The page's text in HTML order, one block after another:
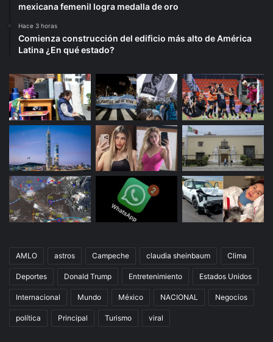
mexicana femenil logra medalla de oro
Hace 3 horas
Comienza construcción del edificio más alto de América
Latina ¿En qué estado?
AMLO astros Campeche claudia sheinbaum Clima
Deportes Donald Trump Entretenimiento Estados Unidos
Internacional Mundo México NACIONAL Negocios
política Principal Turismo viral